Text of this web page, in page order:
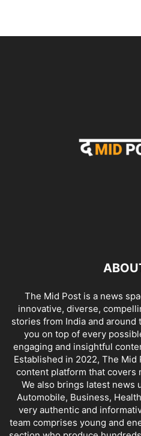
The Mid Post is a news
innovative, diverse,
stories from India and
you on top of every
engaging and insightful
Established in 2022, The
content platform that covers
We also brings latest news
Automobile, Business,
very authentic and
team comprises young and